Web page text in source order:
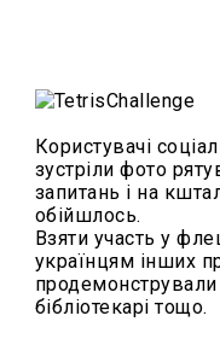
Користувачі
зустріли фото
запитань і на
обійшлось.
Взяти участь у
українцям інших
бібліотекарі тощо.